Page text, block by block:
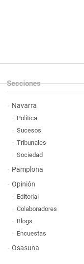
Secciones
Navarra
Política
Sucesos
Tribunales
Sociedad
Pamplona
Opinión
Editorial
Colaboradores
Blogs
Encuestas
Osasuna